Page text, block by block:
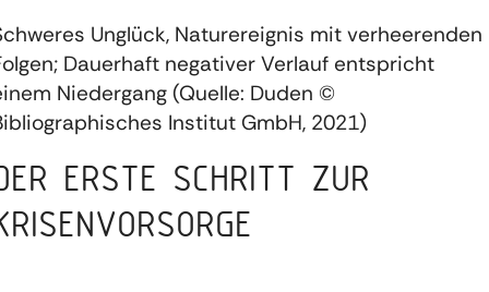
Unglück, Naturereignis mit verheerenden
Dauerhaft negativer Verlauf entspricht
Niedergang (Quelle: Duden ©
Institut GmbH, 2021)
ERSTE SCHRITT ZUR